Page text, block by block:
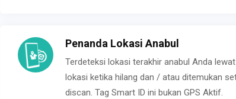
Penanda Lokasi Anabul
Terdeteksi lokasi terakhir anabul Anda
lokasi ketika hilang dan / atau ditemukan
discan. Tag Smart ID ini bukan GPS Aktif.